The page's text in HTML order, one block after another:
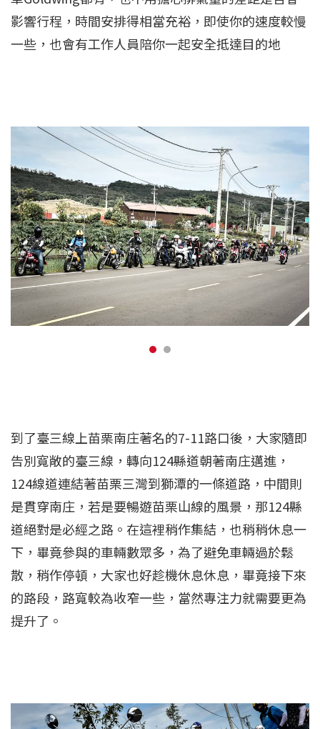
影響行程，時間安排得相當充裕，即使你的速度較慢
一些，也會有工作人員陪你一起安全抵達目的地
到了臺三線上苗栗南庄著名的7-11路口後，大家隨即
告別寬敞的臺三線，轉向124縣道朝著南庄邁進，
124線道連結著苗栗三灣到獅潭的一條道路，中間則
是貫穿南庄，若是要暢遊苗栗山線的風景，那124縣
道絕對是必經之路。在這裡稍作集結，也稍稍休息一
下，畢竟參與的車輛數眾多，為了避免車輛過於鬆
散，稍作停頓，大家也好趁機休息休息，畢竟接下來
的路段，路寬較為收窄一些，當然專注力就需要更為
提升了。